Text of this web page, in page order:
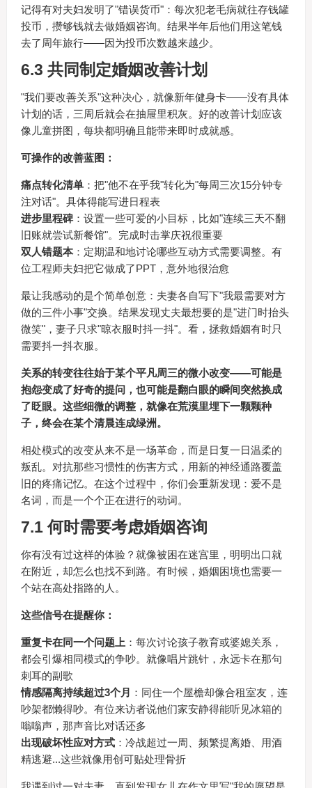
记得有对夫妇发明了"错误货币"：每次犯老毛病就往存钱罐
投币，攒够钱就去做婚姻咨询。结果半年后他们用这笔钱
去了周年旅行——因为投币次数越来越少。
6.3 共同制定婚姻改善计划
"我们要改善关系"这种决心，就像新年健身卡——没有具体
计划的话，三周后就会在抽屉里积灰。好的改善计划应该
像儿童拼图，每块都明确且能带来即时成就感。
可操作的改善蓝图：
痛点转化清单：把"他不在乎我"转化为"每周三次15分钟专
注对话"。具体得能写进日程表
进步里程碑：设置一些可爱的小目标，比如"连续三天不翻
旧账就尝试新餐馆"。完成时击掌庆祝很重要
双人错题本：定期温和地讨论哪些互动方式需要调整。有
位工程师夫妇把它做成了PPT，意外地很治愈
最让我感动的是个简单创意：夫妻各自写下"我最需要对方
做的三件小事"交换。结果发现丈夫最想要的是"进门时抬头
微笑"，妻子只求"晾衣服时抖一抖"。看，拯救婚姻有时只
需要抖一抖衣服。
关系的转变往往始于某个平凡周三的微小改变——可能是
抱怨变成了好奇的提问，也可能是翻白眼的瞬间突然换成
了眨眼。这些细微的调整，就像在荒漠里埋下一颗颗种
子，终会在某个清晨连成绿洲。
相处模式的改变从来不是一场革命，而是日复一日温柔的
叛乱。对抗那些习惯性的伤害方式，用新的神经通路覆盖
旧的疼痛记忆。在这个过程中，你们会重新发现：爱不是
名词，而是一个个正在进行的动词。
7.1 何时需要考虑婚姻咨询
你有没有过这样的体验？就像被困在迷宫里，明明出口就
在附近，却怎么也找不到路。有时候，婚姻困境也需要一
个站在高处指路的人。
这些信号在提醒你：
重复卡在同一个问题上 ：每次讨论孩子教育或婆媳关系，
都会引爆相同模式的争吵。就像唱片跳针，永远卡在那句
刺耳的副歌
情感隔离持续超过3个月 ：同住一个屋檐却像合租室友，连
吵架都懒得吵。有位来访者说他们家安静得能听见冰箱的
嗡嗡声，那声音比对话还多
出现破坏性应对方式：冷战超过一周、频繁提离婚、用酒
精逃避...这些就像用创可贴处理骨折